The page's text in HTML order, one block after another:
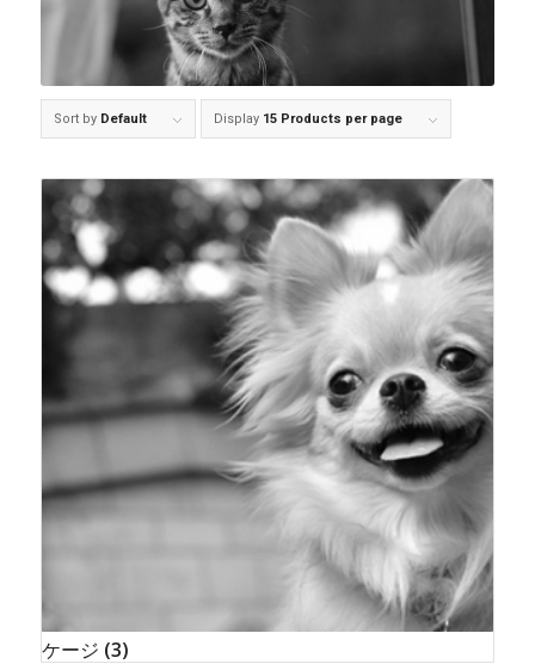
Sort by Default Display 15 Products per page
ケージ (3)